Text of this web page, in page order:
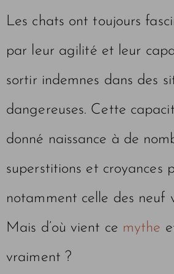
Les chats ont toujours
par leur agilité et leur
sortir indemnes dans des
dangereuses. Cette
donné naissance à de
superstitions et croyances
notamment celle des neuf
Mais d’où vient ce mythe
vraiment ?